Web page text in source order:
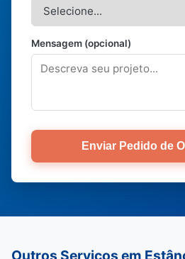
Mensagem (opcional)
Enviar Pedido de
Outros Serviços em